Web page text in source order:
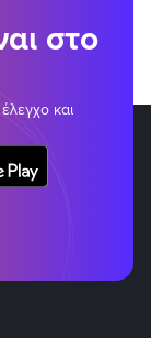
στο
και